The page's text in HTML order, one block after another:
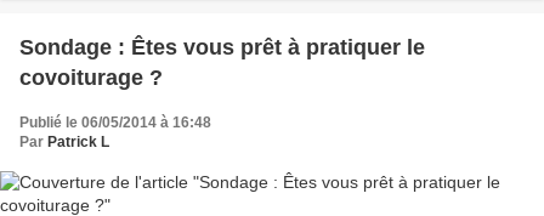
Sondage : Êtes vous prêt à pratiquer le
covoiturage ?
Publié le 06/05/2014 à 16:48
Par Patrick L